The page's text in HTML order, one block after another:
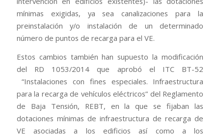
mínimas exigidas, ya sea canalizaciones para la
preinstalación y/o instalación de un determinado
número de puntos de recarga para el VE.
Estos cambios también han supuesto la modificación
del RD 1053/2014 que aprobó el ITC BT-52
“Instalaciones con fines especiales. Infraestructura
para la recarga de vehículos eléctricos” del Reglamento
de Baja Tensión, REBT, en la que se fijaban las
dotaciones mínimas de infraestructura de recarga de
VE asociadas a los edificios así como a los